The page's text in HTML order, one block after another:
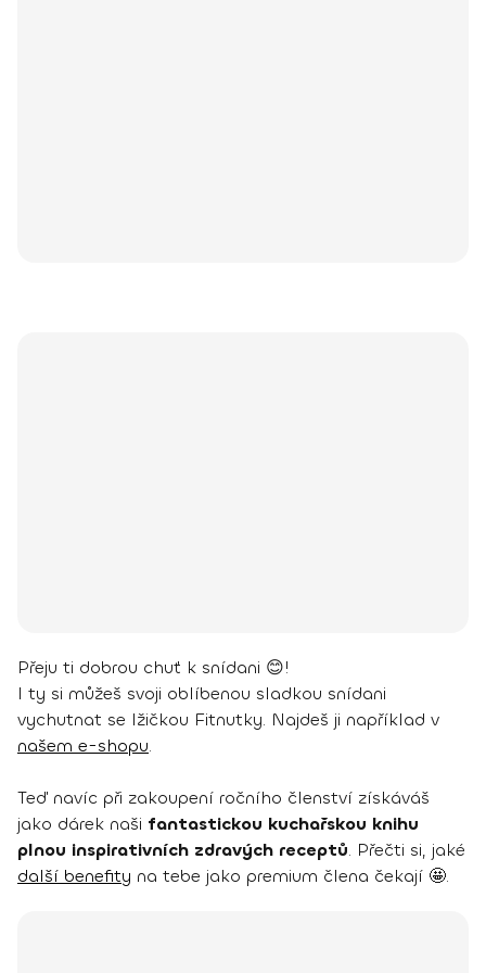
Přeju ti dobrou chuť k snídani 😊!
I ty si můžeš svoji oblíbenou sladkou snídani
vychutnat se lžičkou Fitnutky. Najdeš ji například v
našem e-shopu.
Teď navíc při zakoupení ročního členství získáváš
jako dárek naši fantastickou kuchařskou knihu
plnou inspirativních zdravých receptů. Přečti si, jaké
další benefity na tebe jako premium člena čekají 🤩.